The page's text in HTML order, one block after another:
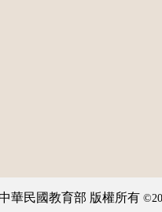
華民國教育部 版權所有